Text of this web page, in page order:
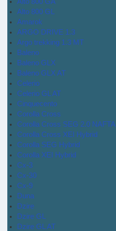
Alto 800 GL
Amarok
ARGO DRIVE 1.3
Argo trekking 1.3 MT
Baleno
Baleno GLX
Baleno GLX AT
Celerio
Celerio GL AT
Cinquecento
Corolla Cross
Corolla Cross SEG 2.0 NAFTA
Corolla Cross XEI Hybrid
Corolla SEG Hybrid
Corolla XEI Hybrid
Cx-3
Cx-30
Cx-9
Duna
Dzire
Dzire GL
Dzire GL AT